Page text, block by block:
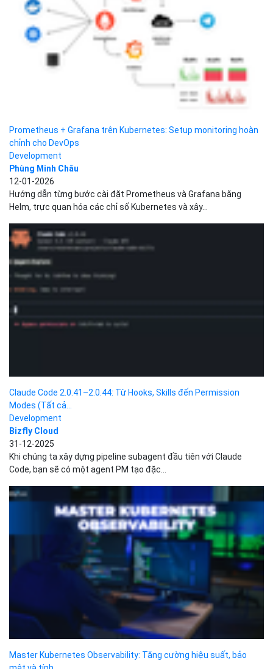
Chạy các mô hình AI mạnh mẽ ngay trên máy cục...
Tin công nghệ
Phùng Minh Châu
14-11-2025
Nếu bạn đang tò mò về việc chạy mô hình AI local, hiện nay đã có
nhiều công cụ giúp...
Kiến thức cơ bản
Bizfly Cloud
30-10-2025
Token được biết đến là chữ ký số hay chữ ký điện tử đã được mã
hóa bởi những con...
Zend Framework là gì? Ưu nhược điểm của Zend Framework
mang...
Development
Đặng Tùng Lâm
14-08-2025
Zend Framework là một tập hợp các thư viện mã nguồn mở được
Ngôn ngữ lập trình PLC là gì? Các ngôn ngữ phổ...
Đặng Tùng Lâm
09-07-2025
Ngôn ngữ lập trình PLC là các công cụ hoặc ngôn ngữ mà con
người sử dụng để giao tiếp...